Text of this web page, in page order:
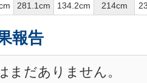
281.1cm 134.2cm 214cm
報告
まだありません。